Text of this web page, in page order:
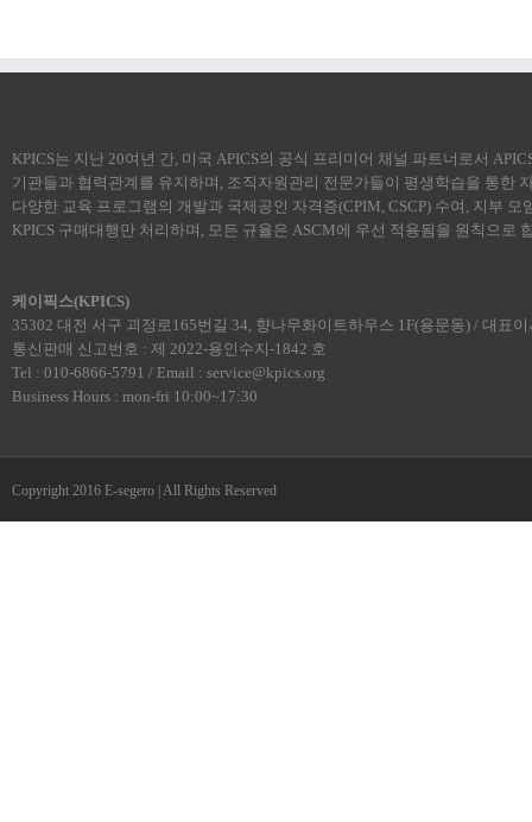
KPICS는 지난 20여년 간, 미국 APICS의 공식 프리미어 채널 파트너로서
기관들과 협력관계를 유지하며, 조직자원관리 전문가들이 평생학습을 통한
다양한 교육 프로그램의 개발과 국제공인 자격증(CPIM, CSCP) 수여, 지부
KPICS 구매대행만 처리하며, 모든 규율은 ASCM에 우선 적용됨을 원칙으로
케이픽스(KPICS)
35302 대전 서구 괴정로165번길 34, 향나무화이트하우스 1F(용문동) / 대표
통신판매 신고번호 : 제 2022-용인수지-1842 호
Tel : 010-6866-5791 / Email : service@kpics.org
Business Hours : mon-fri 10:00~17:30
Copyright 2016 E-segero | All Rights Reserved